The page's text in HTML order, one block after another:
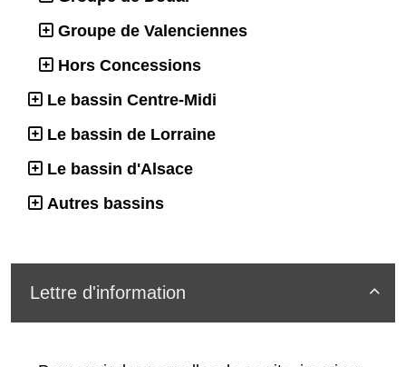
Groupe de Valenciennes
Hors Concessions
Le bassin Centre-Midi
Le bassin de Lorraine
Le bassin d'Alsace
Autres bassins

Lettre d'information